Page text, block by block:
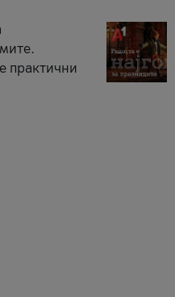
практични